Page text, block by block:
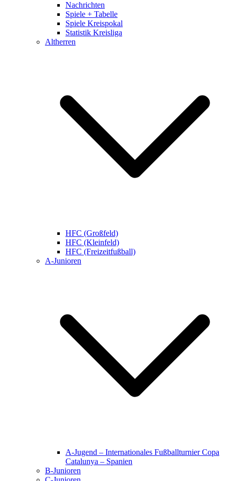
Nachrichten
Spiele + Tabelle
Spiele Kreispokal
Statistik Kreisliga
Altherren
HFC (Großfeld)
HFC (Kleinfeld)
HFC (Freizeitfußball)
A-Junioren
A-Jugend – Internationales Fußballturnier Copa
Catalunya – Spanien
B-Junioren